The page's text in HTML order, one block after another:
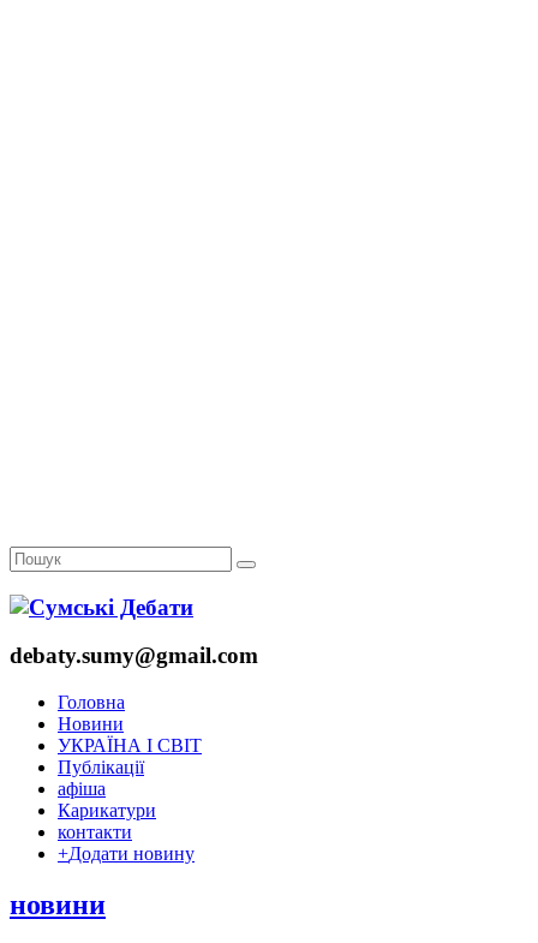
debaty.sumy@gmail.com
Головна
Новини
УКРАЇНА І СВІТ
Публікації
афіша
Карикатури
контакти
+Додати новину
новини